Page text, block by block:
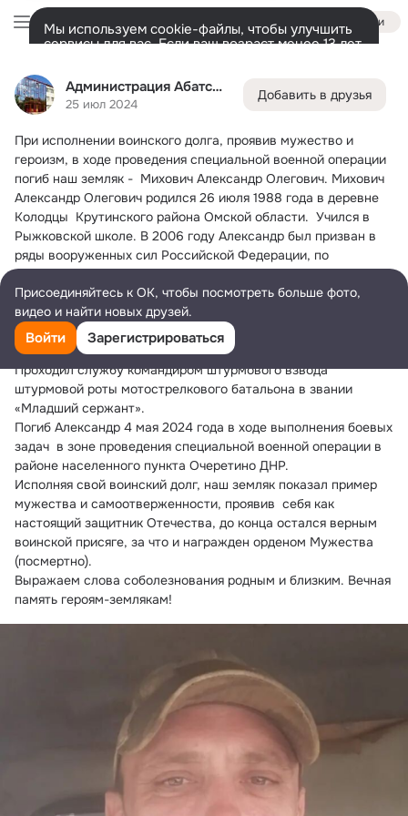
Администрация Абатского-района
25 июл 2024
Добавить в друзья
При исполнении воинского долга, проявив мужество и
героизм, в ходе проведения специальной военной операции
погиб наш земляк -  Михович Александр Олегович. Михович
Александр Олегович родился 26 июля 1988 года в деревне
Колодцы  Крутинского района Омской области.  Учился в
Рыжковской школе. В 2006 году Александр был призван в
ряды вооруженных сил Российской Федерации, по
окончании службы закончил Тюменский колледж  по
специальности «Электрик». Работал в г. Тюмень.
2 февраля 2024 года Александр Олегович  подписал контакт
с Министерством обороны РФ  и был направлен на военную
службу в зону  проведения специальной военной операции.
Проходил службу командиром штурмового взвода
штурмовой роты мотострелкового батальона в звании
«Младший сержант».
Погиб Александр 4 мая 2024 года в ходе выполнения боевых
задач  в зоне проведения специальной военной операции в
районе населенного пункта Очеретино ДНР.
Исполняя свой воинский долг, наш земляк показал пример
мужества и самоотверженности, проявив  себя как
настоящий защитник Отечества, до конца остался верным
воинской присяге, за что и награжден орденом Мужества
(посмертно).
Выражаем слова соболезнования родным и близким. Вечная
память героям-землякам!
Войти
Мы используем cookie-файлы, чтобы улучшить
сервисы для вас. Если ваш возраст менее 13 лет,
представитель.
Разрешить все Настроить
Лента Друзья 5.7K Фото Заметки 93 Ещё
Дополнительная
колонка
Все С друзьями Игры и приложения
Присоединяйтесь к ОК, чтобы посмотреть больше фото,
видео и найти новых друзей.
Войти Зарегистрироваться